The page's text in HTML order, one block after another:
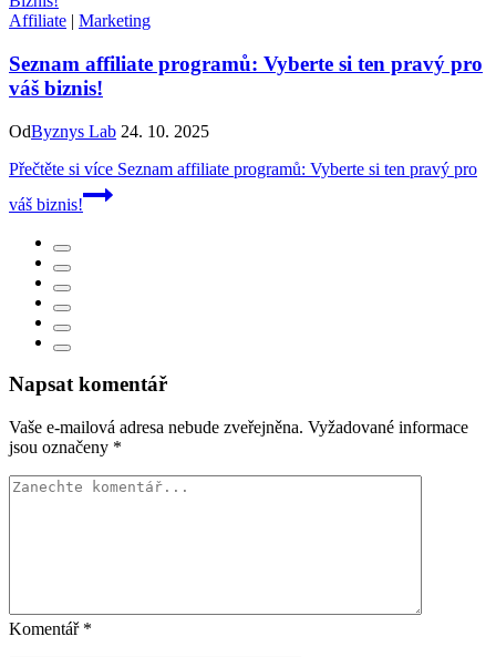
Affiliate | Marketing
Seznam affiliate programů: Vyberte si ten pravý pro
váš biznis!
OdByznys Lab 24. 10. 2025
Přečtěte si více Seznam affiliate programů: Vyberte si ten pravý pro
váš biznis!
Napsat komentář
Vaše e-mailová adresa nebude zveřejněna. Vyžadované informace
jsou označeny *
Komentář *